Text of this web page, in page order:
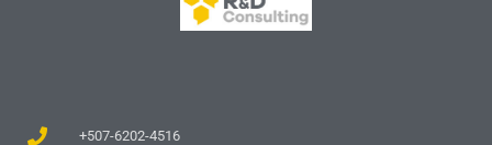
+507-6202-4516